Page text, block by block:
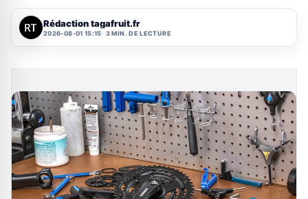
Rédaction tagafruit.fr
2026-08-01 15:15 3 MIN. DE LECTURE